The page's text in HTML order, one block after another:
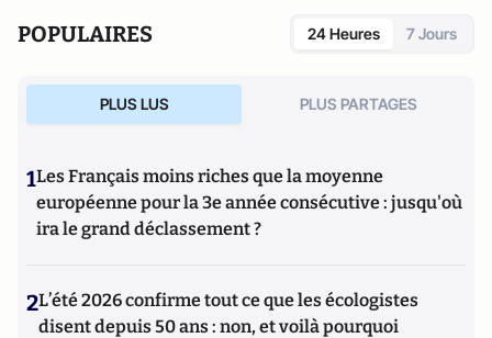
POPULAIRES 24 Heures 7 Jours
PLUS LUS PLUS PARTAGES
1Les Français moins riches que la moyenne
européenne pour la 3e année consécutive : jusqu'où
ira le grand déclassement ?
2L’été 2026 confirme tout ce que les écologistes
disent depuis 50 ans : non, et voilà pourquoi